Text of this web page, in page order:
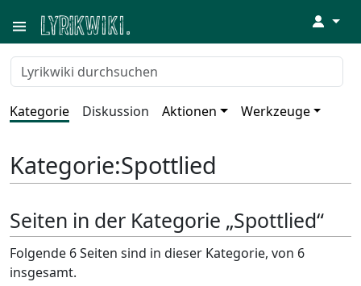
↓
Kategorie Diskussion Aktionen Werkzeuge
Kategorie:Spottlied
Seiten in der Kategorie „Spottlied“
Folgende 6 Seiten sind in dieser Kategorie, von 6
insgesamt.